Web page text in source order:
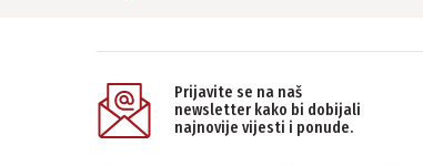
Prijavite se na naš
newsletter kako bi dobijali
najnovije vijesti i ponude.